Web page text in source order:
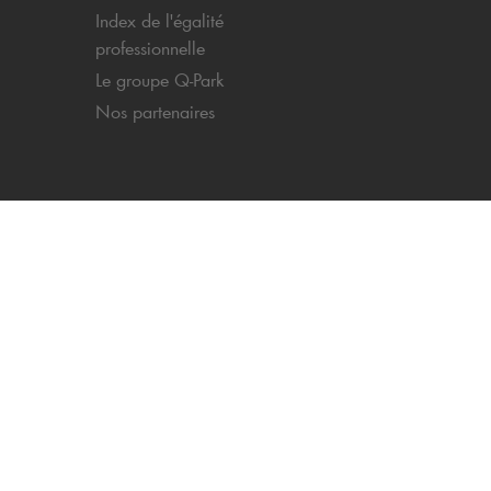
Index de l'égalité
professionnelle
Le groupe Q-Park
Nos partenaires